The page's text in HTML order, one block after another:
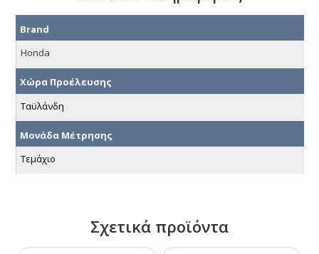
Brand
Honda
Χώρα Προέλευσης
Ταϋλάνδη
Μονάδα Μέτρησης
Τεμάχιο
Σχετικά προϊόντα